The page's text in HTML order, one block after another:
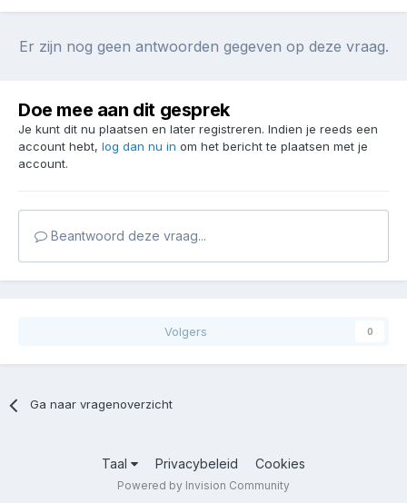
Er zijn nog geen antwoorden gegeven op deze vraag.
Doe mee aan dit gesprek
Je kunt dit nu plaatsen en later registreren. Indien je reeds een
account hebt, log dan nu in om het bericht te plaatsen met je
account.
Beantwoord deze vraag...
Volgers 0
Ga naar vragenoverzicht
Taal Privacybeleid Cookies
Powered by Invision Community